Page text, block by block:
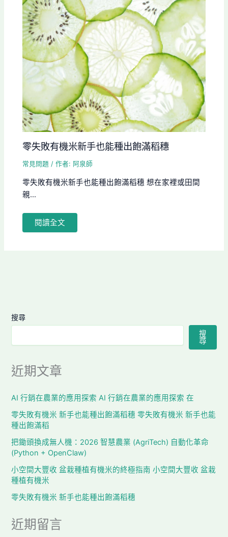
零失敗有機米新手也能種出飽滿稻穗
常見問題 / 作者: 阿泉師
零失敗有機米新手也能種出飽滿稻穗 想在家裡或田間
親...
閱讀全文
搜尋
搜
尋
近期文章
AI 行銷在農業的應用探索 AI 行銷在農業的應用探索 在
零失敗有機米 新手也能種出飽滿稻穗 零失敗有機米 新手也能
種出飽滿稻
把鋤頭換成無人機：2026 智慧農業 (AgriTech) 自動化革命
(Python + OpenClaw)
小空間大豐收 盆栽種植有機米的終極指南 小空間大豐收 盆栽
種植有機米
零失敗有機米 新手也能種出飽滿稻穗
近期留言